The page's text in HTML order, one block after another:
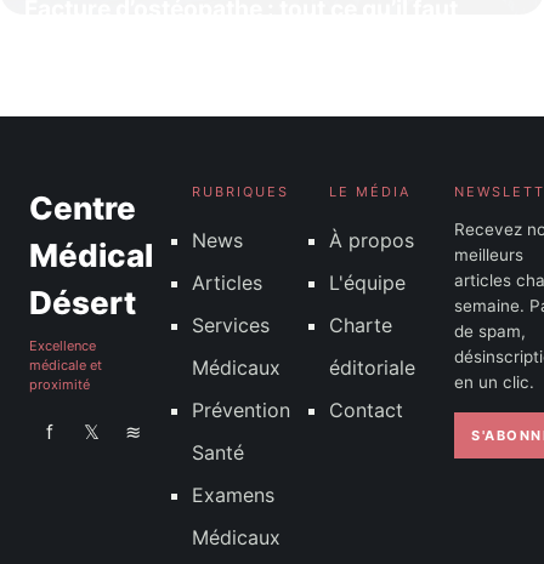
Centre
Médical
Désert
Excellence
médicale et
proximité
f 𝕏 ≋
RUBRIQUES
News
Articles
Services
Médicaux
Prévention
Santé
Examens
Médicaux
LE MÉDIA
À propos
L'équipe
Charte
éditoriale
Contact
Recevez
meilleurs
articles
semaine.
de spam,
en un clic.